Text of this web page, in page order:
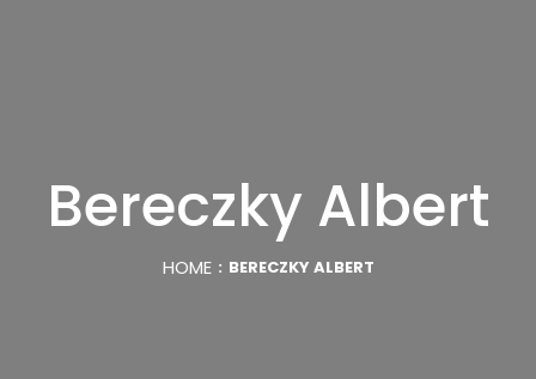
Bereczky Albert
HOME BERECZKY ALBERT